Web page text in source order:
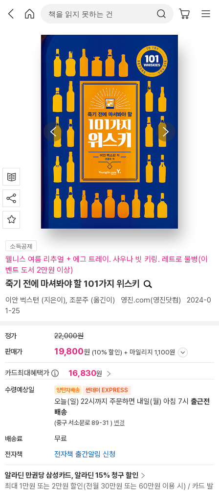
소득공제
웰니스 여름 리추얼 + 에그 트레이. 사우나 빗 키링. 레트로 물병(이
벤트 도서 2만원 이상)
죽기 전에 마셔봐야 할 101가지 위스키
이안 벅스턴 (지은이), 조문주 (옮긴이) 영진.com(영진닷컴) 2024-0
1-25
정가 22,000원
판매가 19,800원 (10% 할인) + 마일리지 1,100원
카드최대혜택가 16,830원
수령예상일 양탄자배송 썬데이 EXPRESS
오늘(일) 22시까지 주문하면 내일(월) 아침 7시 출근전
배송
(중구 서소문로 89-31 ) 변경
배송료 무료
전자책 전자책 출간알림 신청
알라딘 만권당 삼성카드, 알라딘 15% 청구 할인
최대 1만원 또는 2만원 할인(전월 30만원 또는 60만원 이용 시) / 카드 발